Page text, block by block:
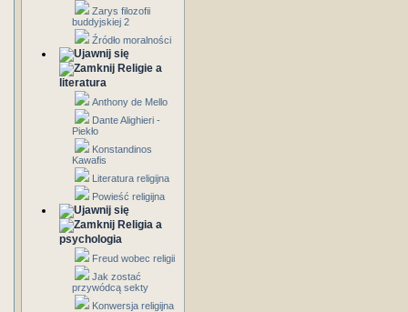
Zarys filozofii
buddyjskiej 2
Źródło moralności
Religie a
literatura
Anthony de Mello
Dante Alighieri -
Piekło
Konstandinos
Kawafis
Literatura religijna
Powieść religijna
Religia a
psychologia
Freud wobec religii
Jak zostać
przywódcą sekty
Konwersja religijna